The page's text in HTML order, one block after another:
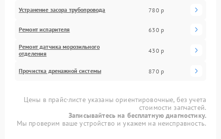
Устранение засора трубопровода 780 р
Ремонт испарителя 630 р
Ремонт датчика морозильного
отделения
430 р
Прочистка дренажной системы 870 р
Цены в прайс-листе указаны ориентировочные, без учета
стоимости запчастей.
Записывайтесь на бесплатную диагностику.
Мы проверим ваше устройство и укажем на неисправность.